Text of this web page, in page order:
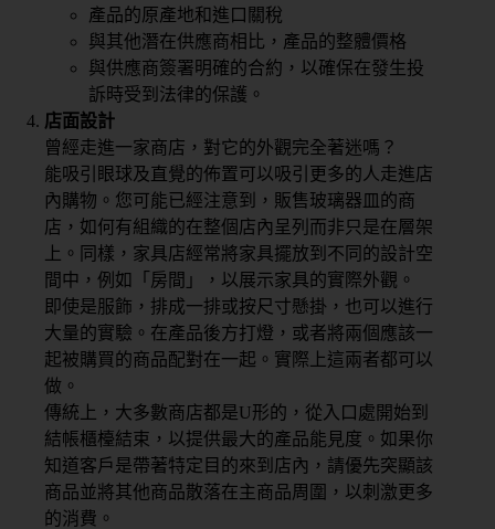
產品的原產地和進口關稅
與其他潛在供應商相比，產品的整體價格
與供應商簽署明確的合約，以確保在發生投
訴時受到法律的保護。
店面設計
曾經走進一家商店，對它的外觀完全著迷嗎？
能吸引眼球及直覺的佈置可以吸引更多的人走進店
內購物。您可能已經注意到，販售玻璃器皿的商
店，如何有組織的在整個店內呈列而非只是在層架
上。同樣，家具店經常將家具擺放到不同的設計空
間中，例如「房間」，以展示家具的實際外觀。
即使是服飾，排成一排或按尺寸懸掛，也可以進行
大量的實驗。在產品後方打燈，或者將兩個應該一
起被購買的商品配對在一起。實際上這兩者都可以
做。
傳統上，大多數商店都是U形的，從入口處開始到
結帳櫃檯結束，以提供最大的產品能見度。如果你
知道客戶是帶著特定目的來到店內，請優先突顯該
商品並將其他商品散落在主商品周圍，以刺激更多
的消費。